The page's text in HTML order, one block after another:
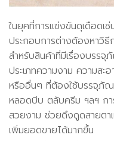
ในยุคที่การแข่งขันดุเดือดเ
ประกอบการต่างต้องหาวิธี
สำหรับสินค้าที่มีเรื่องบรรจุ
ประเภทความงาม ความสะ
หรืออื่นๆ ที่ต้องใช้บรรจุภั
หลอดบีบ ตลับครีม ฯลฯ ก
สวยงาม ช่วยดึงดูดสายตา
เพิ่มยอดขายได้มากขึ้น